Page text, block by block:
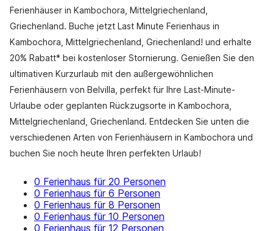
Ferienhäuser in Kambochora, Mittelgriechenland,
Griechenland. Buche jetzt Last Minute Ferienhaus in
Kambochora, Mittelgriechenland, Griechenland! und erhalte
20% Rabatt* bei kostenloser Stornierung. Genießen Sie den
ultimativen Kurzurlaub mit den außergewöhnlichen
Ferienhäusern von Belvilla, perfekt für Ihre Last-Minute-
Urlaube oder geplanten Rückzugsorte in Kambochora,
Mittelgriechenland, Griechenland. Entdecken Sie unten die
verschiedenen Arten von Ferienhäusern in Kambochora und
buchen Sie noch heute Ihren perfekten Urlaub!
0 Ferienhaus für 20 Personen
0 Ferienhaus für 6 Personen
0 Ferienhaus für 8 Personen
0 Ferienhaus für 10 Personen
0 Ferienhaus für 12 Personen